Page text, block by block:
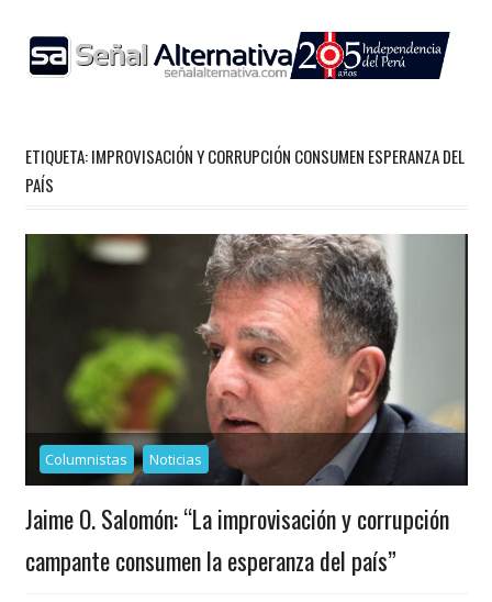
content
ETIQUETA:IMPROVISACIÓN Y CORRUPCIÓN CONSUMEN ESPERANZA DEL
PAÍS
Columnistas Noticias
Jaime O. Salomón: “La improvisación y corrupción
campante consumen la esperanza del país”